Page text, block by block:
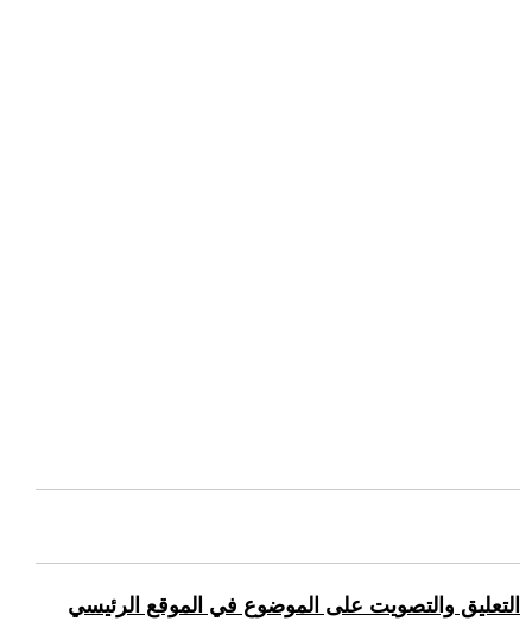
التعليق والتصويت على الموضوع في الموقع الرئيسي